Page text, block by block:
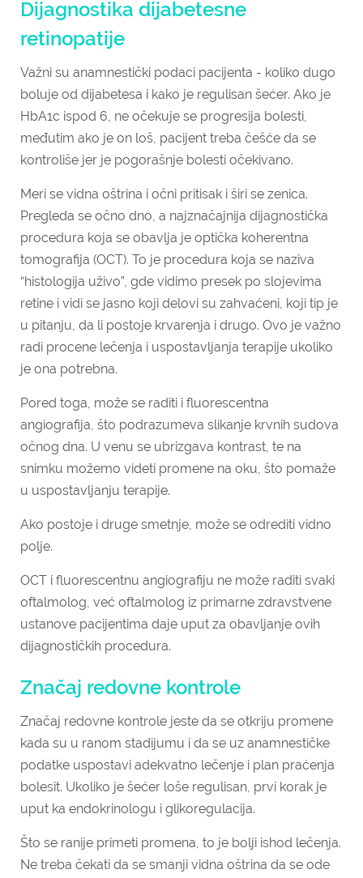
Dijagnostika dijabetesne
retinopatije
Važni su anamnestički podaci pacijenta - koliko dugo
boluje od dijabetesa i kako je regulisan šećer. Ako je
HbA1c ispod 6, ne očekuje se progresija bolesti,
međutim ako je on loš, pacijent treba češće da se
kontroliše jer je pogorašnje bolesti očekivano.
Meri se vidna oštrina i očni pritisak i širi se zenica.
Pregleda se očno dno, a najznačajnija dijagnostička
procedura koja se obavlja je optička koherentna
tomografija (OCT). To je procedura koja se naziva
“histologija uživo”, gde vidimo presek po slojevima
retine i vidi se jasno koji delovi su zahvaćeni, koji tip je
u pitanju, da li postoje krvarenja i drugo. Ovo je važno
radi procene lečenja i uspostavljanja terapije ukoliko
je ona potrebna.
Pored toga, može se raditi i fluorescentna
angiografija, što podrazumeva slikanje krvnih sudova
očnog dna. U venu se ubrizgava kontrast, te na
snimku možemo videti promene na oku, što pomaže
u uspostavljanju terapije.
Ako postoje i druge smetnje, može se odrediti vidno
polje.
OCT i fluorescentnu angiografiju ne može raditi svaki
oftalmolog, već oftalmolog iz primarne zdravstvene
ustanove pacijentima daje uput za obavljanje ovih
dijagnostičkih procedura.
Značaj redovne kontrole
Značaj redovne kontrole jeste da se otkriju promene
kada su u ranom stadijumu i da se uz anamnestičke
podatke uspostavi adekvatno lečenje i plan praćenja
bolesit. Ukoliko je šećer loše regulisan, prvi korak je
uput ka endokrinologu i glikoregulacija.
Što se ranije primeti promena, to je bolji ishod lečenja.
Ne treba čekati da se smanji vidna oštrina da se ode